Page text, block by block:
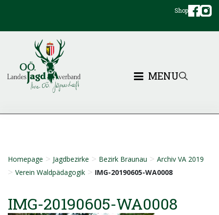
Shop
MENU
Homepage > Jagdbezirke > Bezirk Braunau > Archiv VA 2019
> Verein Waldpädagogik > IMG-20190605-WA0008
IMG-20190605-WA0008